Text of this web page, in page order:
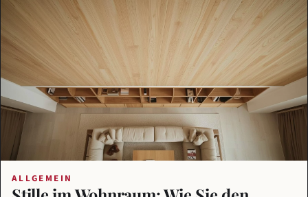
ALLGEMEIN